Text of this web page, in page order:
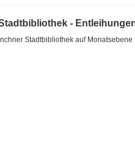
-
Stadtbibliothek auf